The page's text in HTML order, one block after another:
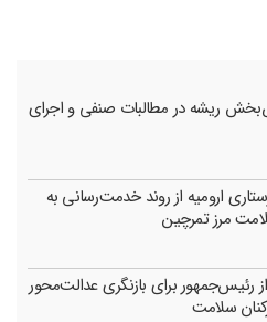
ریشه در مطالبات صنفی و اجرای
ارومیه از روند خدمت‌رسانی به
مرز تمرچین
رئیس‌جمهور برای بازنگری عدالت‌محور
سلامت